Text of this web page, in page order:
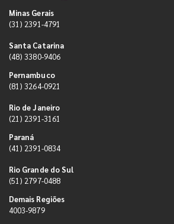
Minas Gerais
(31) 2391-4791
Santa Catarina
(48) 3380-9406
Pernambuco
(81) 3264-0921
Rio de Janeiro
(21) 2391-3161
Paraná
(41) 2391-0834
Rio Grande do Sul
(51) 2797-0488
Demais Regiões
4003-9879